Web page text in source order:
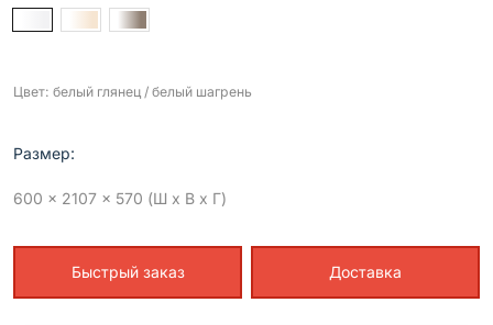
Цвет: белый глянец / белый шагрень
Размер:
600 x 2107 x 570 (Ш x В x Г)
Быстрый заказ Доставка